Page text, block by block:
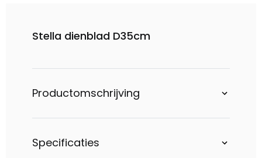
Stella dienblad D35cm
Productomschrijving
Specificaties